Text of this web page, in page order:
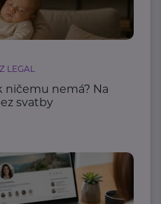
LEGAL
ničemu nemá? Na
svatby